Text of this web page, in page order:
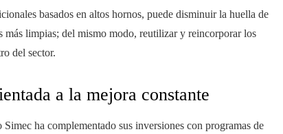
basados en altos hornos, puede disminuir la huella de
más limpias; del mismo modo, reutilizar y reincorporar los
del sector.
a la mejora constante
ha complementado sus inversiones con programas de